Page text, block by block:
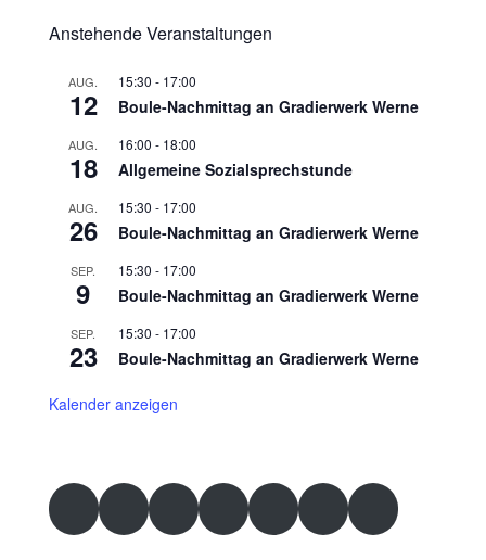
Anstehende Veranstaltungen
AUG.
12
15:30 - 17:00
Boule-Nachmittag an Gradierwerk Werne
AUG.
18
16:00 - 18:00
Allgemeine Sozialsprechstunde
AUG.
26
15:30 - 17:00
Boule-Nachmittag an Gradierwerk Werne
SEP.
9
15:30 - 17:00
Boule-Nachmittag an Gradierwerk Werne
SEP.
23
15:30 - 17:00
Boule-Nachmittag an Gradierwerk Werne
Kalender anzeigen